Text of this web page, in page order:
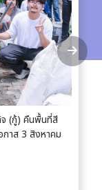
(กู้) คืนพื้นที่สี
กาส 3 สิงหาคม